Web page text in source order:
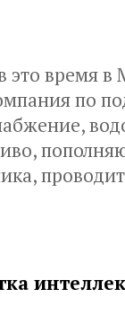
это время в
по